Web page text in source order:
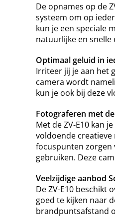
De opnames op de
systeem om op
kun je een speciale
natuurlijke en snelle
Optimaal geluid in
Irriteer jij je aan het
camera wordt
kun je ook bij deze
Fotograferen met de
Met de ZV-E10 kan
voldoende creatieve
focuspunten zorgen
gebruiken. Deze
Veelzijdige aanbod
De ZV-E10 beschikt
goed te kijken naar
brandpuntsafstand